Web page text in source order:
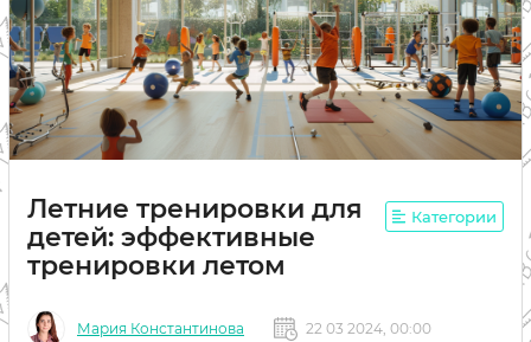
Летние тренировки для
детей: эффективные
тренировки летом
Категории
Мария Константинова 22 03 2024, 00:00